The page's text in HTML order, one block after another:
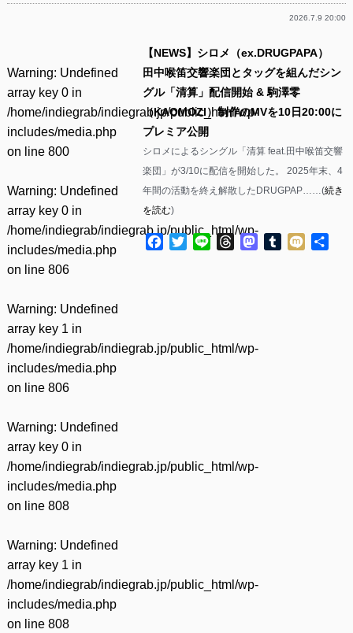
2026.7.9 20:00
Warning: Undefined
array key 0 in
/home/indiegrab/indiegrab.jp/public_html/wp-
includes/media.php
on line 800
Warning: Undefined
array key 0 in
/home/indiegrab/indiegrab.jp/public_html/wp-
includes/media.php
on line 806
Warning: Undefined
array key 1 in
/home/indiegrab/indiegrab.jp/public_html/wp-
includes/media.php
on line 806
Warning: Undefined
array key 0 in
/home/indiegrab/indiegrab.jp/public_html/wp-
includes/media.php
on line 808
Warning: Undefined
array key 1 in
/home/indiegrab/indiegrab.jp/public_html/wp-
includes/media.php
on line 808
【NEWS】シロメ（ex.DRUGPAPA）
田中喉笛交響楽団とタッグを組んだシン
グル「清算」配信開始 & 駒澤零
（KAOMOZI）制作のMVを10日20:00に
プレミア公開
シロメによるシングル「清算 feat.田中喉笛交響
楽団」が3/10に配信を開始した。 2025年末、4
年間の活動を終え解散したDRUGPAP……(続き
を読む)
Facebook
Twitter
Line ThreadsMastodon
Tumblr
Mixi